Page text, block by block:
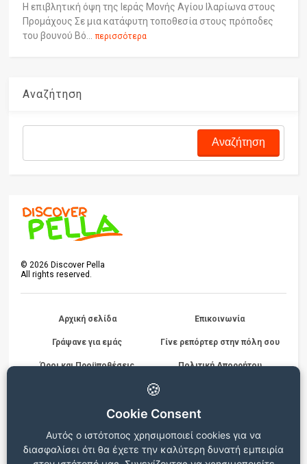
🍪
Cookie Consent
Αυτός ο ιστότοπος χρησιμοποιεί cookies για να
διασφαλίσει ότι θα έχετε την καλύτερη δυνατή εμπειρία
Η επιβλητική όψη της Ιεράς Μονής Αγίου Ιλαρίωνα στους
Προμάχους Σε μια κατάφυτη τοποθεσία στους πρόποδες
του βουνού Βό...
περισσότερα
Αναζήτηση
© 2026 Discover Pella
All rights reserved.
Αρχική σελίδα Επικοινωνία
Γράψανε για εμάς Γίνε ρεπόρτερ στην πόλη σου
Όροι και Προϋποθέσεις
Πολιτική Απορρήτου
Ο ιστότοπος βρίσκεται σε δοκιμαστική λειτουργία, για
οποιεσδήποτε παρατηρήσεις ή προβλήματα επικοινωνήστε στο
info@discoverpella.gr